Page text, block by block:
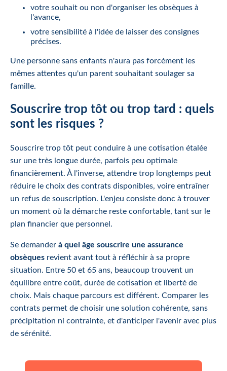
votre souhait ou non d'organiser les obsèques à
l'avance,
votre sensibilité à l'idée de laisser des consignes
précises.
Une personne sans enfants n'aura pas forcément les
mêmes attentes qu'un parent souhaitant soulager sa
famille.
Souscrire trop tôt ou trop tard : quels
sont les risques ?
Souscrire trop tôt peut conduire à une cotisation étalée
sur une très longue durée, parfois peu optimale
financièrement. À l'inverse, attendre trop longtemps peut
réduire le choix des contrats disponibles, voire entraîner
un refus de souscription. L'enjeu consiste donc à trouver
un moment où la démarche reste confortable, tant sur le
plan financier que personnel.
Se demander à quel âge souscrire une assurance
obsèques revient avant tout à réfléchir à sa propre
situation. Entre 50 et 65 ans, beaucoup trouvent un
équilibre entre coût, durée de cotisation et liberté de
choix. Mais chaque parcours est différent. Comparer les
contrats permet de choisir une solution cohérente, sans
précipitation ni contrainte, et d'anticiper l'avenir avec plus
de sérénité.